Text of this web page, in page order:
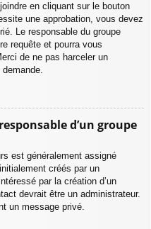
en cliquant sur le bouton
une approbation, vous devez
Le responsable du groupe
requête et pourra vous
de ne pas harceler un
d’un groupe
est généralement assigné
créés par un
par la création d’un
devrait être un administrateur.
un message privé.